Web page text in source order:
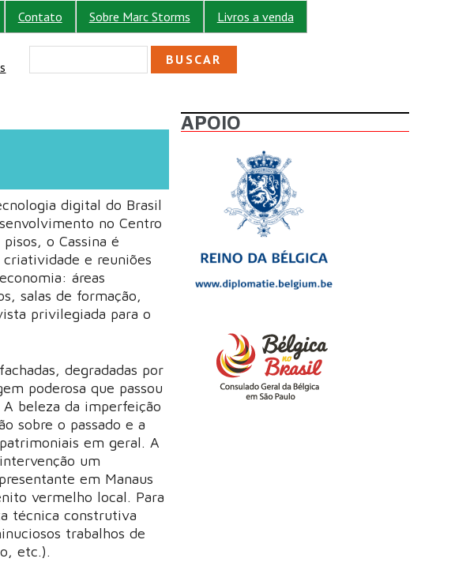
Contato Sobre Marc Storms Livros a venda
FORMULÁRIO DE BUSCA
digital do Brasil
no Centro
o Cassina é
e reuniões
áreas
salas de formação,
privilegiada para o
degradadas por
poderosa que passou
beleza da imperfeição
sobre o passado e a
em geral. A
um
em Manaus
vermelho local. Para
técnica construtiva
trabalhos de
etc.).
APOIO